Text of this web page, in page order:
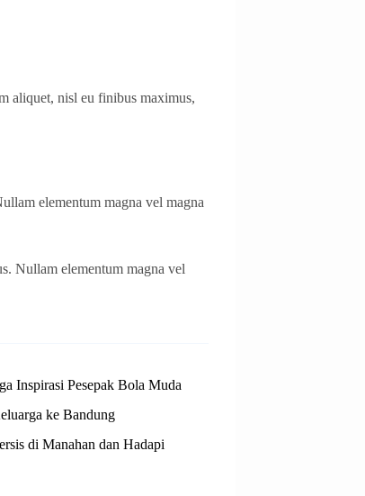
aliquet, nisl eu finibus maximus,
elementum magna vel magna
Nullam elementum magna vel
Inspirasi Pesepak Bola Muda
ke Bandung
di Manahan dan Hadapi